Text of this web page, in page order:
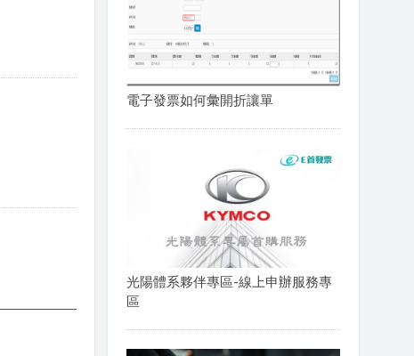
電子發票如何彙開折讓單
光陽體系夥伴專區-線上申辦服務專
區